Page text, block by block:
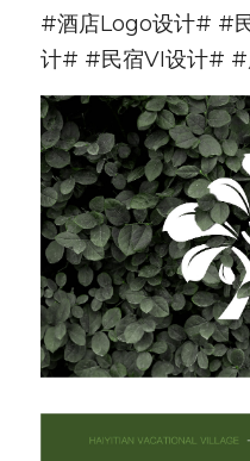
#酒店Logo设计# #
计# #民宿VI设计#